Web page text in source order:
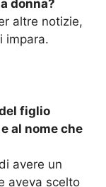
donna?
altre notizie,
impara.
figlio
al nome che
avere un
aveva scelto